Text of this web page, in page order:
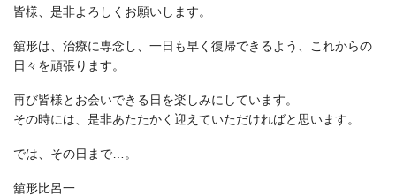
皆様、是非よろしくお願いします。
舘形は、治療に専念し、一日も早く復帰できるよう、これからの
日々を頑張ります。
再び皆様とお会いできる日を楽しみにしています。
その時には、是非あたたかく迎えていただければと思います。
では、その日まで…。
舘形比呂一